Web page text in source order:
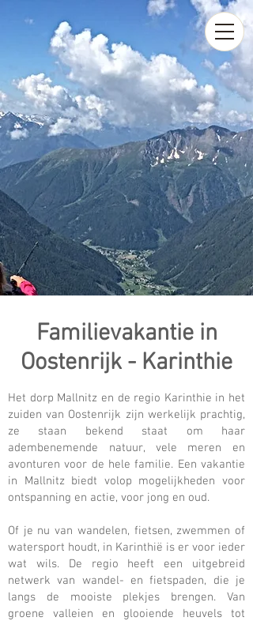
Familievakantie in
Oostenrijk - Karinthie
Het dorp Mallnitz en de regio Karinthie in het
zuiden van Oostenrijk zijn werkelijk prachtig,
ze staan bekend staat om haar
adembenemende natuur, vele meren en
avonturen voor de hele familie. Een vakantie
in Mallnitz biedt volop mogelijkheden voor
ontspanning en actie, voor jong en oud.
Of je nu van wandelen, fietsen, zwemmen of
watersport houdt, in Karinthië is er voor ieder
wat wils. De regio heeft een uitgebreid
netwerk van wandel- en fietspaden, die je
langs de mooiste plekjes brengen. Van
groene valleien en glooiende heuvels tot